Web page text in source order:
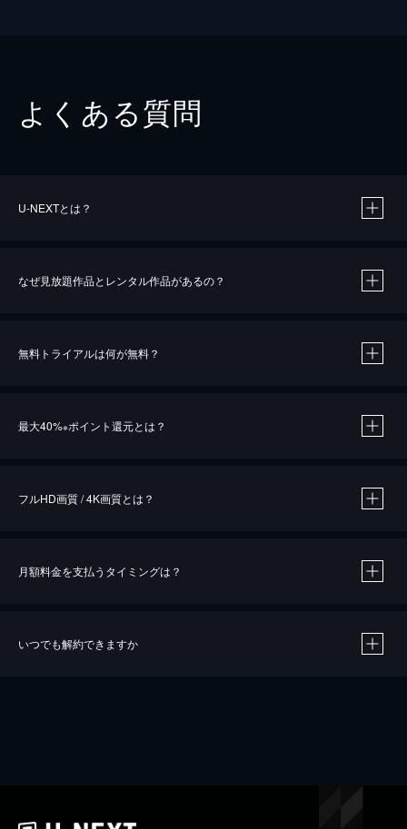
よくある質問
U-NEXTとは？
なぜ見放題作品とレンタル作品があるの？
無料トライアルは何が無料？
最大40%※ポイント還元とは？
※40％ポイント還元の対象は、クレジットカード決済による作品の購入 / レンタルです。
iOSアプリのUコイン決済による作品の購入 / レンタルは、20％のポイント還元です。
フルHD画質 / 4K画質とは？
月額料金を支払うタイミングは？
いつでも解約できますか